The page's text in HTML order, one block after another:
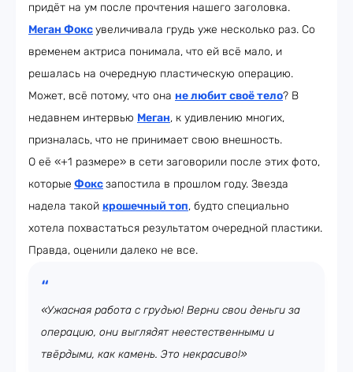
придёт на ум после прочтения нашего заголовка.
Меган Фоксувеличивала грудь уже несколько раз. Со
временем актриса понимала, что ей всё мало, и
решалась на очередную пластическую операцию.
Может, всё потому, что она не любит своё тело? В
недавнем интервью Меган, к удивлению многих,
призналась, что не принимает свою внешность.
О её «+1 размере» в сети заговорили после этих фото,
которые Фоксзапостила в прошлом году. Звезда
надела такой крошечный топ, будто специально
хотела похвастаться результатом очередной пластики.
Правда, оценили далеко не все.
«Ужасная работа с грудью! Верни свои деньги за
операцию, они выглядят неестественными и
твёрдыми, как камень. Это некрасиво!»